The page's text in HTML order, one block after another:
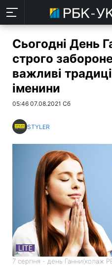
Сьогодні День
строго
важливі
іменини
05:46 07.08.2021 Сб
STYLER
7 серпня - день Ганни(колаж